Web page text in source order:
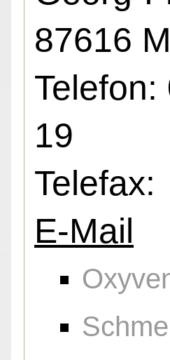
87616
19
Telefax:
E-Mail